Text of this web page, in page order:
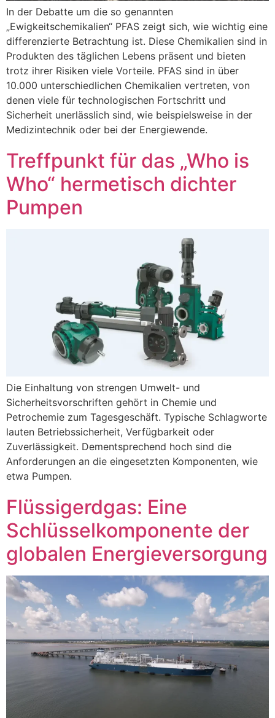
In der Debatte um die so genannten
„Ewigkeitschemikalien“ PFAS zeigt sich, wie wichtig eine
differenzierte Betrachtung ist. Diese Chemikalien sind in
Produkten des täglichen Lebens präsent und bieten
trotz ihrer Risiken viele Vorteile. PFAS sind in über
10.000 unterschiedlichen Chemikalien vertreten, von
denen viele für technologischen Fortschritt und
Sicherheit unerlässlich sind, wie beispielsweise in der
Medizintechnik oder bei der Energiewende.
Treffpunkt für das „Who is
Who“ hermetisch dichter
Pumpen
Die Einhaltung von strengen Umwelt- und
Sicherheitsvorschriften gehört in Chemie und
Petrochemie zum Tagesgeschäft. Typische Schlagworte
lauten Betriebssicherheit, Verfügbarkeit oder
Zuverlässigkeit. Dementsprechend hoch sind die
Anforderungen an die eingesetzten Komponenten, wie
etwa Pumpen.
Flüssigerdgas: Eine
Schlüsselkomponente der
globalen Energieversorgung